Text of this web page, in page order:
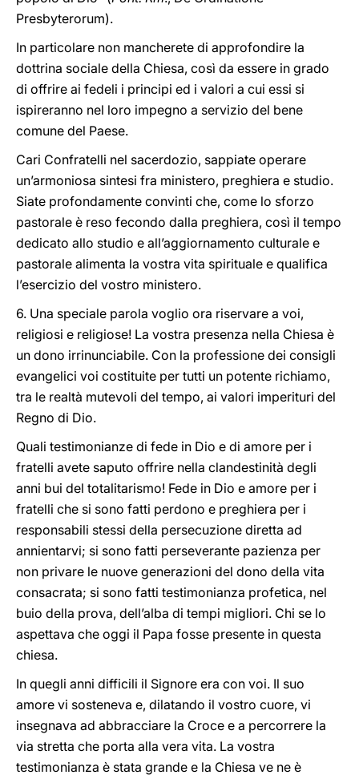
Presbyterorum).
In particolare non mancherete di approfondire la
dottrina sociale della Chiesa, così da essere in grado
di offrire ai fedeli i principi ed i valori a cui essi si
ispireranno nel loro impegno a servizio del bene
comune del Paese.
Cari Confratelli nel sacerdozio, sappiate operare
un’armoniosa sintesi fra ministero, preghiera e studio.
Siate profondamente convinti che, come lo sforzo
pastorale è reso fecondo dalla preghiera, così il tempo
dedicato allo studio e all’aggiornamento culturale e
pastorale alimenta la vostra vita spirituale e qualifica
l’esercizio del vostro ministero.
6. Una speciale parola voglio ora riservare a voi,
religiosi e religiose! La vostra presenza nella Chiesa è
un dono irrinunciabile. Con la professione dei consigli
evangelici voi costituite per tutti un potente richiamo,
tra le realtà mutevoli del tempo, ai valori imperituri del
Regno di Dio.
Quali testimonianze di fede in Dio e di amore per i
fratelli avete saputo offrire nella clandestinità degli
anni bui del totalitarismo! Fede in Dio e amore per i
fratelli che si sono fatti perdono e preghiera per i
responsabili stessi della persecuzione diretta ad
annientarvi; si sono fatti perseverante pazienza per
non privare le nuove generazioni del dono della vita
consacrata; si sono fatti testimonianza profetica, nel
buio della prova, dell’alba di tempi migliori. Chi se lo
aspettava che oggi il Papa fosse presente in questa
chiesa.
In quegli anni difficili il Signore era con voi. Il suo
amore vi sosteneva e, dilatando il vostro cuore, vi
insegnava ad abbracciare la Croce e a percorrere la
via stretta che porta alla vera vita. La vostra
testimonianza è stata grande e la Chiesa ve ne è